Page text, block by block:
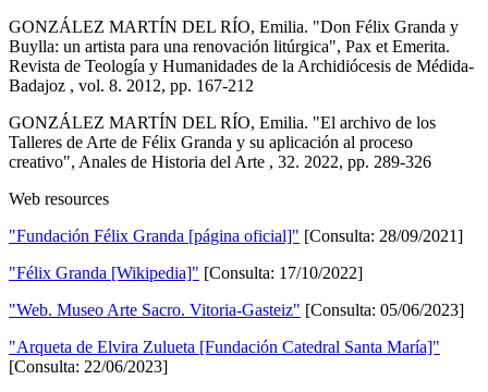
GONZÁLEZ MARTÍN DEL RÍO, Emilia. "Don Félix Granda y
Buylla: un artista para una renovación litúrgica", Pax et Emerita.
Revista de Teología y Humanidades de la Archidiócesis de Médida-
Badajoz , vol. 8. 2012, pp. 167-212
GONZÁLEZ MARTÍN DEL RÍO, Emilia. "El archivo de los
Talleres de Arte de Félix Granda y su aplicación al proceso
creativo", Anales de Historia del Arte , 32. 2022, pp. 289-326
Web resources
"Fundación Félix Granda [página oficial]" [Consulta: 28/09/2021]
"Félix Granda [Wikipedia]" [Consulta: 17/10/2022]
"Web. Museo Arte Sacro. Vitoria-Gasteiz" [Consulta: 05/06/2023]
"Arqueta de Elvira Zulueta [Fundación Catedral Santa María]"
[Consulta: 22/06/2023]